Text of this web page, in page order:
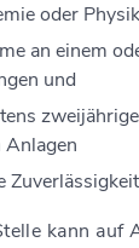
oder
an einem
und
Anlagen
Zuverlässigkeit
kann auf